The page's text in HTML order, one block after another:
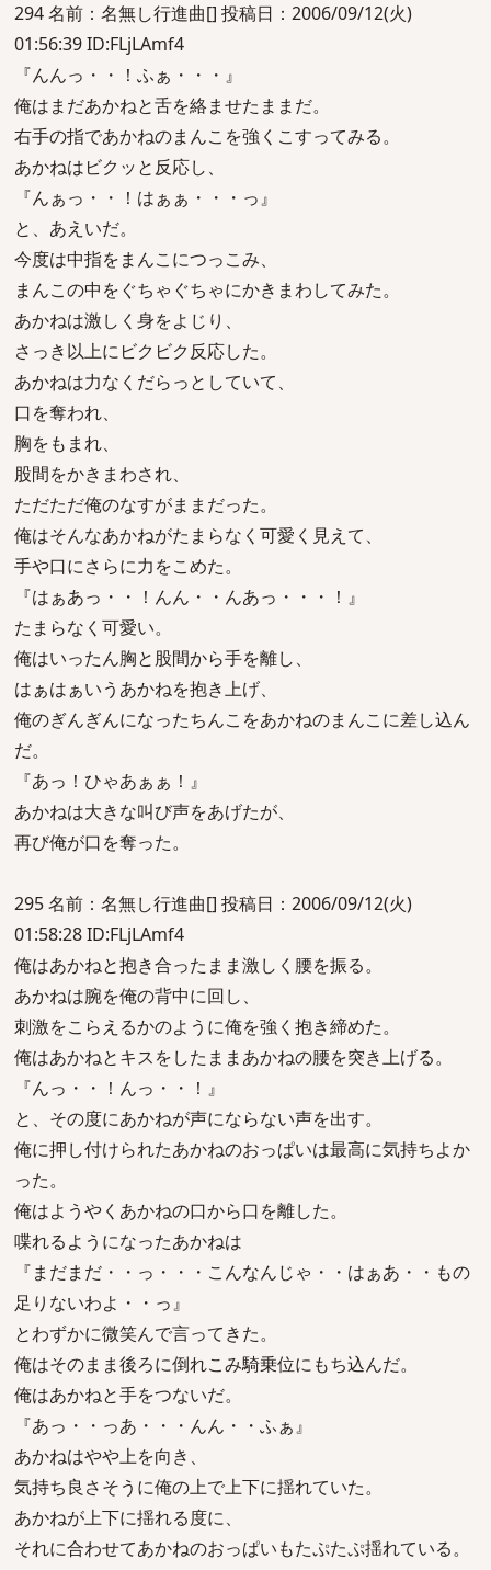
294 名前：名無し行進曲[] 投稿日：2006/09/12(火)
01:56:39 ID:FLjLAmf4
『んんっ・・！ふぁ・・・』
俺はまだあかねと舌を絡ませたままだ。
右手の指であかねのまんこを強くこすってみる。
あかねはビクッと反応し、
『んぁっ・・！はぁぁ・・・っ』
と、あえいだ。
今度は中指をまんこにつっこみ、
まんこの中をぐちゃぐちゃにかきまわしてみた。
あかねは激しく身をよじり、
さっき以上にビクビク反応した。
あかねは力なくだらっとしていて、
口を奪われ、
胸をもまれ、
股間をかきまわされ、
ただただ俺のなすがままだった。
俺はそんなあかねがたまらなく可愛く見えて、
手や口にさらに力をこめた。
『はぁあっ・・！んん・・んあっ・・・！』
たまらなく可愛い。
俺はいったん胸と股間から手を離し、
はぁはぁいうあかねを抱き上げ、
俺のぎんぎんになったちんこをあかねのまんこに差し込ん
だ。
『あっ！ひゃあぁぁ！』
あかねは大きな叫び声をあげたが、
再び俺が口を奪った。
295 名前：名無し行進曲[] 投稿日：2006/09/12(火)
01:58:28 ID:FLjLAmf4
俺はあかねと抱き合ったまま激しく腰を振る。
あかねは腕を俺の背中に回し、
刺激をこらえるかのように俺を強く抱き締めた。
俺はあかねとキスをしたままあかねの腰を突き上げる。
『んっ・・！んっ・・！』
と、その度にあかねが声にならない声を出す。
俺に押し付けられたあかねのおっぱいは最高に気持ちよか
った。
俺はようやくあかねの口から口を離した。
喋れるようになったあかねは
『まだまだ・・っ・・・こんなんじゃ・・はぁあ・・もの
足りないわよ・・っ』
とわずかに微笑んで言ってきた。
俺はそのまま後ろに倒れこみ騎乗位にもち込んだ。
俺はあかねと手をつないだ。
『あっ・・っあ・・・んん・・ふぁ』
あかねはやや上を向き、
気持ち良さそうに俺の上で上下に揺れていた。
あかねが上下に揺れる度に、
それに合わせてあかねのおっぱいもたぷたぷ揺れている。